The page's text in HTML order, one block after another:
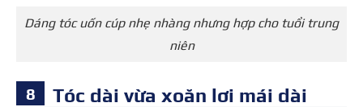
Dáng tóc uốn cúp nhẹ nhàng nhưng hợp cho tuổi trung
niên
Tóc dài vừa xoăn lơi mái dài